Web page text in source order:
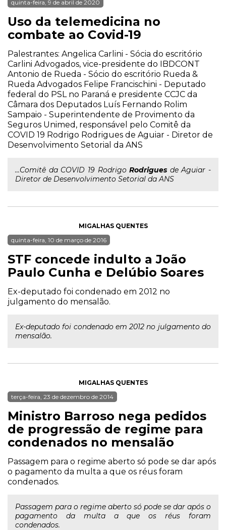
quinta-feira, 9 de abril de 2020
Uso da telemedicina no
combate ao Covid-19
Palestrantes: Angelica Carlini - Sócia do escritório
Carlini Advogados, vice-presidente do IBDCONT
Antonio de Rueda - Sócio do escritório Rueda &
Rueda Advogados Felipe Francischini - Deputado
federal do PSL no Paraná e presidente CCJC da
Câmara dos Deputados Luís Fernando Rolim
Sampaio - Superintendente de Provimento da
Seguros Unimed, responsável pelo Comitê da
COVID 19 Rodrigo Rodrigues de Aguiar - Diretor de
Desenvolvimento Setorial da ANS
...Comitê da COVID 19 RodrigoRodrigues de Aguiar -
Diretor de Desenvolvimento Setorial da ANS
MIGALHAS QUENTES
quinta-feira, 10 de março de 2016
STF concede indulto a João
Paulo Cunha e Delúbio Soares
Ex-deputado foi condenado em 2012 no
julgamento do mensalão.
Ex-deputado foi condenado em 2012 no julgamento do
mensalão.
MIGALHAS QUENTES
terça-feira, 23 de dezembro de 2014
Ministro Barroso nega pedidos
de progressão de regime para
condenados no mensalão
Passagem para o regime aberto só pode se dar após
o pagamento da multa a que os réus foram
condenados.
Passagem para o regime aberto só pode se dar após o
pagamento da multa a que os réus foram
condenados.